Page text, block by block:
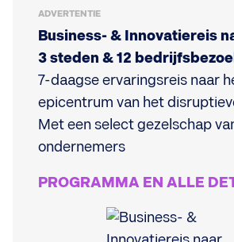
ADVERTENTIE
Business- & Innovatiereis
3 steden & 12
7-daagse ervaringsreis naar
epicentrum van het
Met een select gezelschap
ondernemers
PROGRAMMA EN ALLE